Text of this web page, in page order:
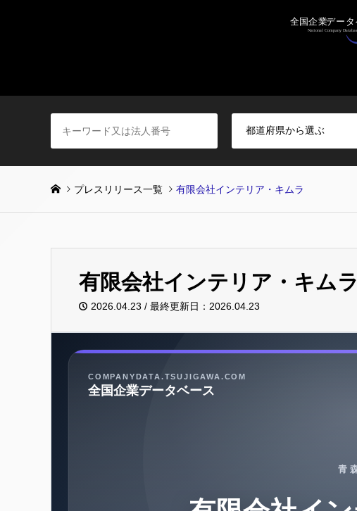
プレスリリース一覧 有限会社インテリア・キムラ
有限会社インテリア・キムラ
2026.04.23 / 最終更新日：2026.04.23